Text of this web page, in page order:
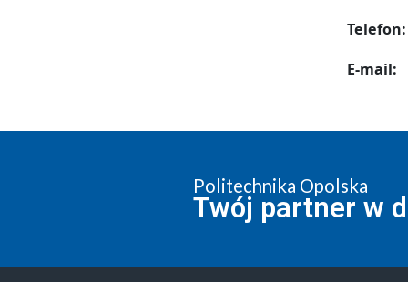
Telefon:
E-mail:
Politechnika Opolska
Twój partner w